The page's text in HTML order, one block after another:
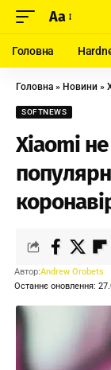
Aa
Головна
Головна » Новини »
SOFTNEWS
Xiaomi
Останнє оновлення:
Автор:Andrew Orobets